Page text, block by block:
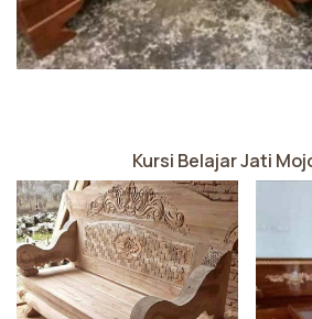
Kursi Belajar Jati